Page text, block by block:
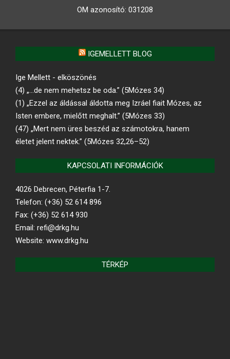
OM azonosító: 031208
IGEMELLETT BLOG
Ige Mellett - elköszönés
(4) „…de nem mehetsz be oda.” (5Mózes 34)
(1) „Ezzel az áldással áldotta meg Izráel fiait Mózes, az
Isten embere, mielőtt meghalt.” (5Mózes 33)
(47) „Mert nem üres beszéd az számotokra, hanem
életet jelent nektek.” (5Mózes 32,26–52)
KAPCSOLATI INFORMÁCIÓK
4026 Debrecen, Péterfia 1-7.
Telefon: (+36) 52 614 896
Fax: (+36) 52 614 930
Email: refi@drkg.hu
Website: www.drkg.hu
TÉRKÉP